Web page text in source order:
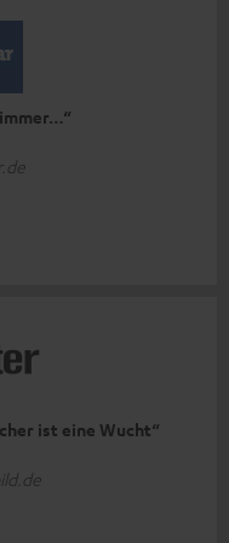
ist eine Wucht“